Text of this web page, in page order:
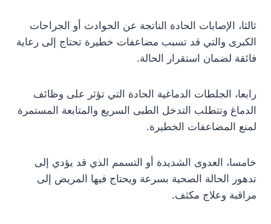
ثالثا، الإصابات الحادة الناتجة عن الحوادث أو الجراحات
الكبرى والتي قد تسبب مضاعفات خطيرة تحتاج إلى رعاية
فائقة لضمان استقرار الحالة.
رابعا، الجلطات الدماغية الحادة التي تؤثر على وظائف
الدماغ وتتطلب التدخل الطبى السريع والمتابعة المستمرة
لمنع المضاعفات الخطيرة.
خامسا، العدوى الشديدة أو التسمم الذي قد يؤدي إلى
تدهور الحالة الصحية بسرعة ويحتاج فيها المريض إلى
مراقبة وعلاج مكثف.